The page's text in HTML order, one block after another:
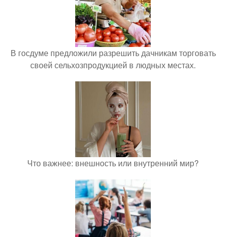
В госдуме предложили разрешить дачникам торговать
своей сельхозпродукцией в людных местах.
Что важнее: внешность или внутренний мир?